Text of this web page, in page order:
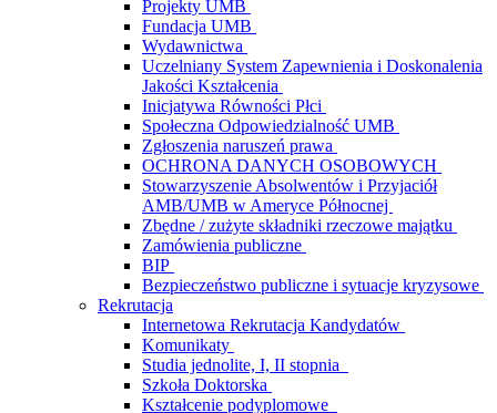
Projekty UMB
Fundacja UMB
Wydawnictwa
Uczelniany System Zapewnienia i Doskonalenia
Jakości Kształcenia
Inicjatywa Równości Płci
Społeczna Odpowiedzialność UMB
Zgłoszenia naruszeń prawa
OCHRONA DANYCH OSOBOWYCH
Stowarzyszenie Absolwentów i Przyjaciół
AMB/UMB w Ameryce Północnej
Zbędne / zużyte składniki rzeczowe majątku
Zamówienia publiczne
BIP
Bezpieczeństwo publiczne i sytuacje kryzysowe
Rekrutacja
Internetowa Rekrutacja Kandydatów
Komunikaty
Studia jednolite, I, II stopnia
Szkoła Doktorska
Kształcenie podyplomowe